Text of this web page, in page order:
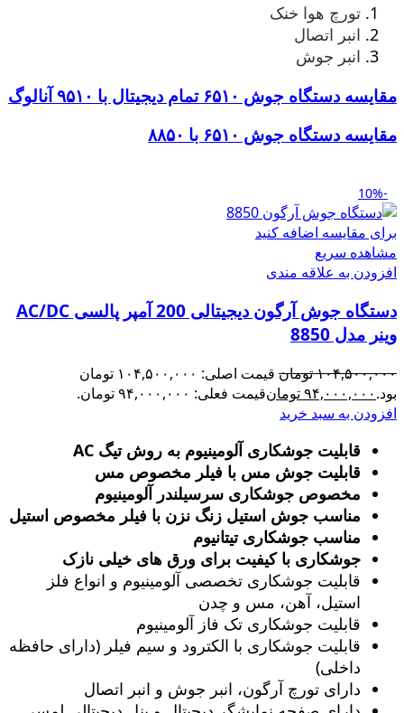
تورچ هوا خنک
انبر اتصال
انبر جوش
مقایسه دستگاه جوش ۶۵۱۰ تمام دیجیتال با ۹۵۱۰ آنالوگ
مقایسه دستگاه جوش ۶۵۱۰ با ۸۸۵۰
-10%
برای مقایسه اضافه کنید
مشاهده سریع
افزودن به علاقه مندی
دستگاه جوش آرگون دیجیتالی 200 آمپر پالسی AC/DC
وینر مدل 8850
۱۰۴,۵۰۰,۰۰۰تومان
قیمت اصلی: ۱۰۴,۵۰۰,۰۰۰ تومان
بود.۹۴,۰۰۰,۰۰۰تومانقیمت فعلی: ۹۴,۰۰۰,۰۰۰ تومان.
افزودن به سبد خرید
قابلیت جوشکاری آلومینیوم به روش تیگ AC
قابلیت جوش مس با فیلر مخصوص مس
مخصوص جوشکاری سرسیلندر آلومینیوم
مناسب جوش استیل زنگ‌ نزن با فیلر مخصوص استیل
مناسب جوشکاری تیتانیوم
جوشکاری با کیفیت برای ورق های خیلی نازک
قابلیت جوشکاری تخصصی آلومینیوم و انواع فلز
استیل، آهن، مس و چدن
قابلیت جوشکاری تک فاز آلومینیوم
قابلیت جوشکاری با الکترود و سیم فیلر (دارای حافظه
داخلی)
دارای تورچ آرگون، انبر جوش و انبر اتصال